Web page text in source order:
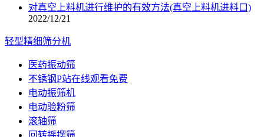
对真空上料机进行维护的有效方法(真空上料机进料口)
2022/12/21
轻型精细筛分机
医药振动筛
不锈钢P站在线观看免费
电动振筛机
电动验粉筛
滚轴筛
回转摇摆筛